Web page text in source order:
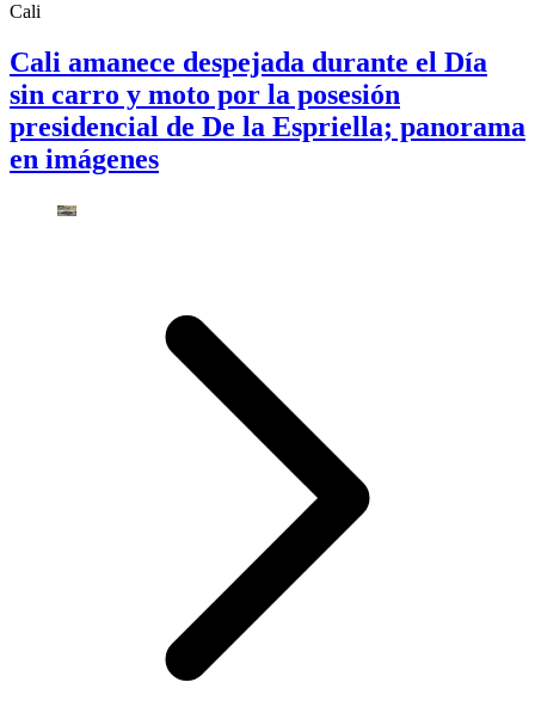
Cali
Cali amanece despejada durante el Día
sin carro y moto por la posesión
presidencial de De la Espriella; panorama
en imágenes